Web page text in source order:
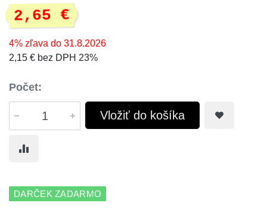
2,65 €
4% zľava do 31.8.2026
2,15 € bez DPH 23%
Počet:
Vložiť do košíka
DARČEK ZADARMO